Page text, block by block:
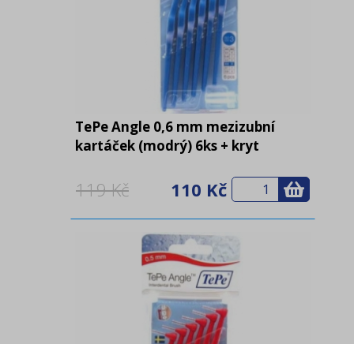
TePe Angle 0,6 mm mezizubní
kartáček (modrý) 6ks + kryt
119 Kč 110 Kč